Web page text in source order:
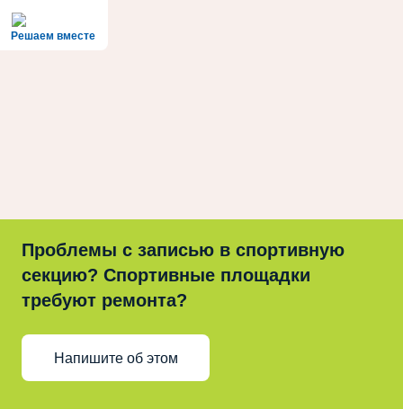
Решаем вместе
Проблемы с записью в спортивную
секцию? Спортивные площадки
требуют ремонта?
Напишите об этом